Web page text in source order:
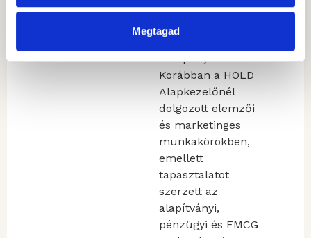
Megtagad
tagjaként
befektetési fókuszú
kampányokért felel.
Korábban a HOLD
Alapkezelőnél
dolgozott elemzői
és marketinges
munkakörökben,
emellett
tapasztalatot
szerzett az
alapítványi,
pénzügyi és FMCG